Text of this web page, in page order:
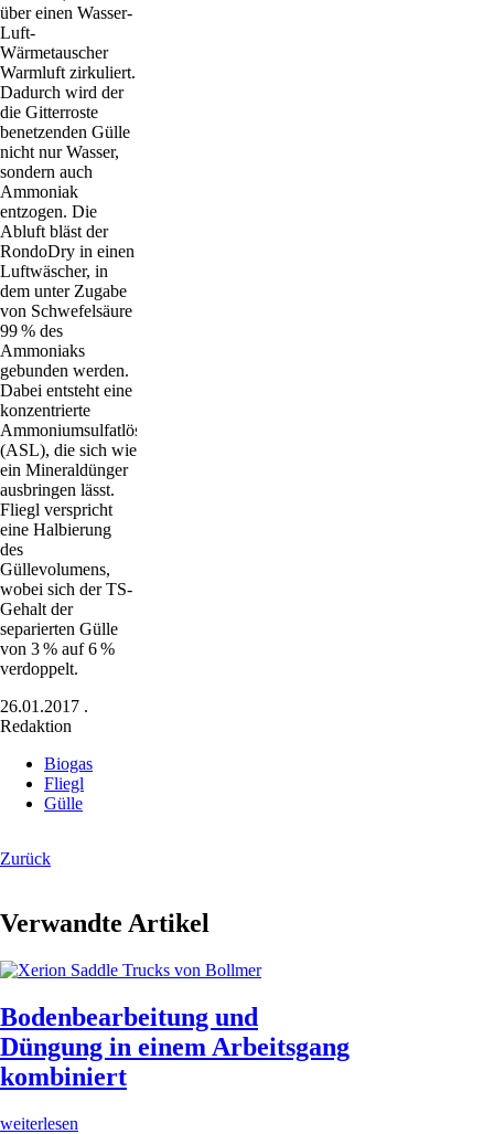
über einen Wasser-
Luft-
Wärmetauscher
Warmluft zirkuliert.
Dadurch wird der
die Gitterroste
benetzenden Gülle
nicht nur Wasser,
sondern auch
Ammoniak
entzogen. Die
Abluft bläst der
RondoDry in einen
Luftwäscher, in
dem unter Zugabe
von Schwefelsäure
99 % des
Ammoniaks
gebunden werden.
Dabei entsteht eine
konzentrierte
Ammoniumsulfatlösung
(ASL), die sich wie
ein Mineraldünger
ausbringen lässt.
Fliegl verspricht
eine Halbierung
des
Güllevolumens,
wobei sich der TS-
Gehalt der
separierten Gülle
von 3 % auf 6 %
verdoppelt.
26.01.2017 .
Redaktion
Biogas
Fliegl
Gülle
Zurück
Verwandte Artikel
Bodenbearbeitung und
Düngung in einem Arbeitsgang
kombiniert
weiterlesen